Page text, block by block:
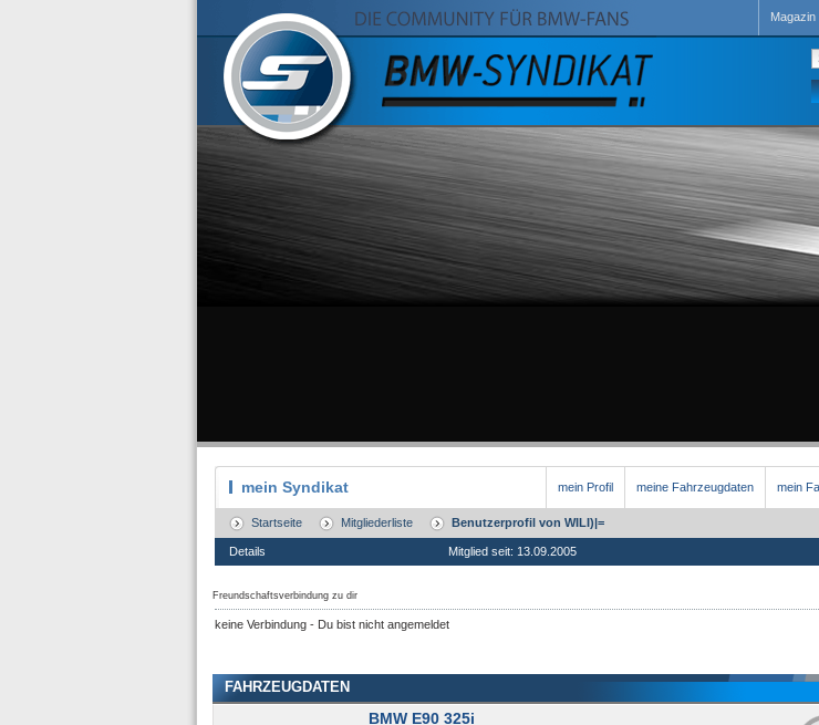
Magazin
mein Syndikat mein Profil meine Fahrzeugdaten mein
Startseite Mitgliederliste Benutzerprofil von WILI)|=
Details Mitglied seit: 13.09.2005
Freundschaftsverbindung zu dir
keine Verbindung - Du bist nicht angemeldet
FAHRZEUGDATEN
BMW E90 325i